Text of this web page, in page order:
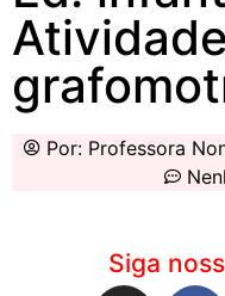
Por:Professora
Siga